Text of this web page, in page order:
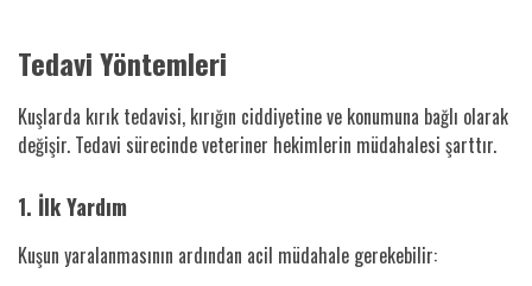
Tedavi Yöntemleri
Kuşlarda kırık tedavisi, kırığın ciddiyetine ve konumuna bağlı olarak
değişir. Tedavi sürecinde veteriner hekimlerin müdahalesi şarttır.
1. İlk Yardım
Kuşun yaralanmasının ardından acil müdahale gerekebilir: